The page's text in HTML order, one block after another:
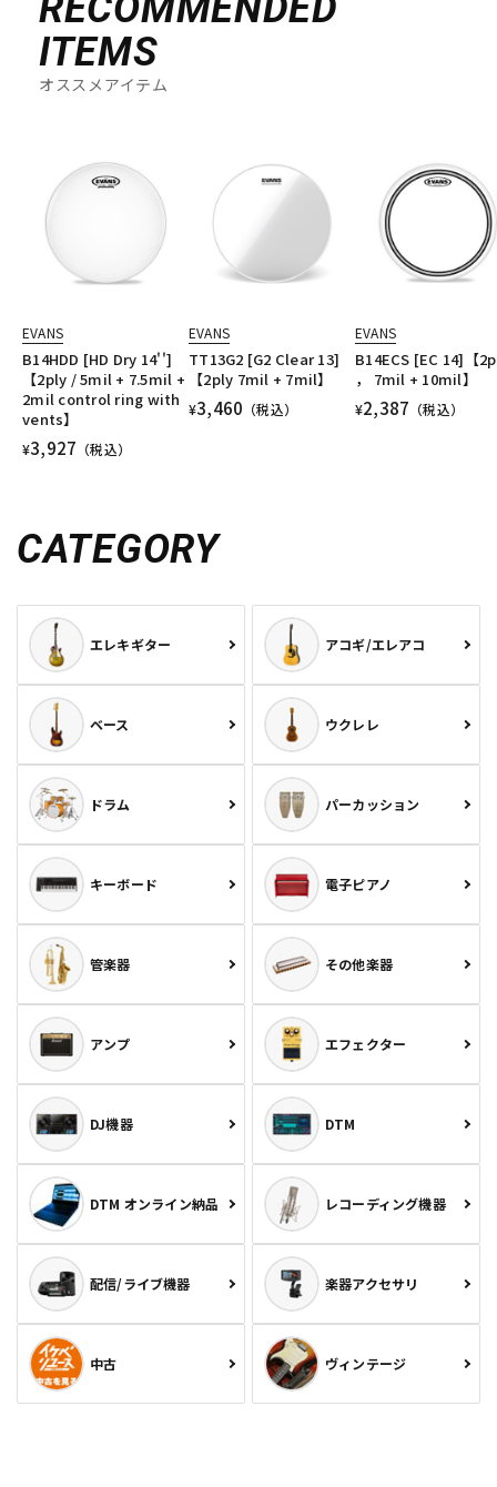
ITEMS
オススメアイテム
EVANS
B14HDD [HD Dry 14'']
【2ply / 5mil + 7.5mil +
2mil control ring with
vents】
¥3,927 （税込）
EVANS
TT13G2 [G2 Clear 13]
【2ply 7mil + 7mil】
¥3,460 （税込）
EVANS
B14ECS [EC 14]【
， 7mil + 10mil】
¥2,387 （税込）
CATEGORY
エレキギター アコギ/エレアコ
ベース ウクレレ
ドラム パーカッション
キーボード 電子ピアノ
管楽器 その他楽器
アンプ エフェクター
DJ機器 DTM
DTM オンライン納品 レコーディング機器
配信/ライブ機器 楽器アクセサリ
中古 ヴィンテージ